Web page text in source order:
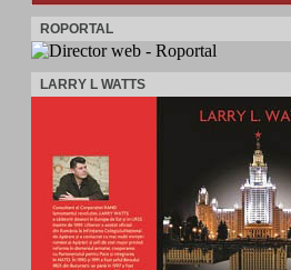
ROPORTAL
LARRY L WATTS